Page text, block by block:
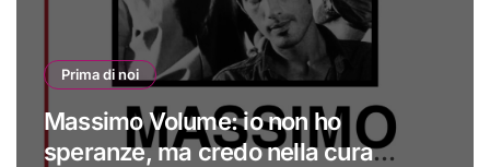
Prima di noi
Massimo Volume: io non ho
speranze, ma credo nella cura